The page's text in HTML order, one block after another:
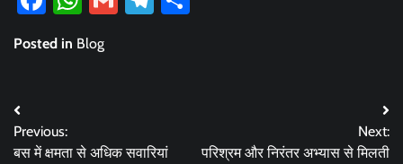
Posted in Blog
Post
navigation
Previous:
बस में क्षमता से अधिक सवारियां
Next:
परिश्रम और निरंतर अभ्यास से मिलती